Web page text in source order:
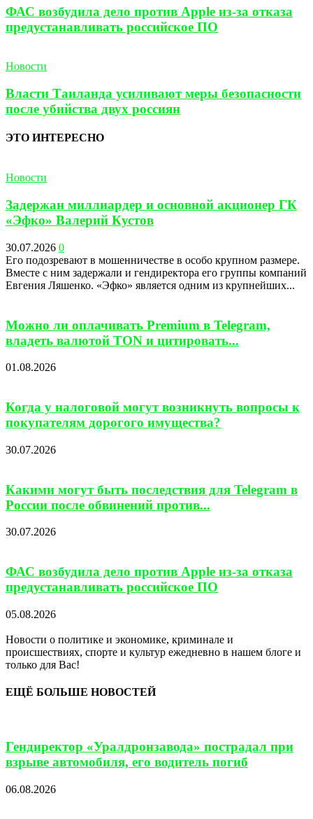
ФАС возбудила дело против Apple из-за отказа
предустанавливать российское ПО
Новости
Власти Таиланда усиливают меры безопасности
после убийства двух россиян
ЭТО ИНТЕРЕСНО
Новости
Задержан миллиардер и основной акционер ГК
«Эфко» Валерий Кустов
30.07.2026 0
Его подозревают в мошенничестве в особо крупном размере.
Вместе с ним задержали и гендиректора его группы компаний
Евгения Ляшенко. «Эфко» является одним из крупнейших...
Можно ли оплачивать Premium в Telegram,
владеть валютой TON и цитировать...
01.08.2026
Когда у налоговой могут возникнуть вопросы к
покупателям дорогого имущества?
30.07.2026
Какими могут быть последствия для Telegram в
России после обвинений против...
30.07.2026
ФАС возбудила дело против Apple из-за отказа
предустанавливать российское ПО
05.08.2026
Новости о политике и экономике, криминале и
происшествиях, спорте и культур ежедневно в нашем блоге и
только для Вас!
ЕЩЁ БОЛЬШЕ НОВОСТЕЙ
Гендиректор «Уралдронзавода» пострадал при
взрыве автомобиля, его водитель погиб
06.08.2026